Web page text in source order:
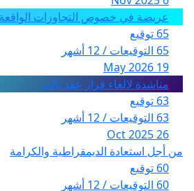
عريضة في خصوص التجاوزات
65 توقيع
65 التوقيعات / 12 أشهر
19 May 2026
مناشدة لالغاء قرار عقد ثالث
63 توقيع
63 التوقيعات / 12 أشهر
26 Oct 2025
من أجل استعادة الديمقراطية والكرامة
60 توقيع
60 التوقيعات / 12 أشهر